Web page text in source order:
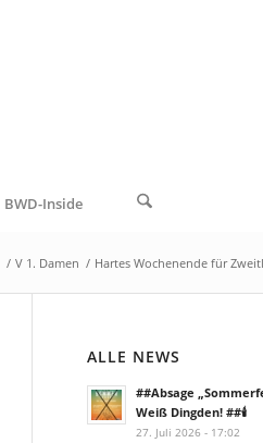
BWD-Inside
/ V 1. Damen / Hartes Wochenende für
ALLE NEWS
##Absage
Weiß Dingden! ##🕯️
27. Juli 2026 - 17:02